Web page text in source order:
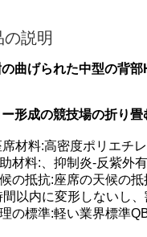
の説明
曲げられた中型の背
形成の競技場の折り
席材料:高密度ポリエチレ
材料:、抑制炎-反紫外
の抵抗:座席の天候の
間以内に変形しないし、
の標準:軽い業界標準